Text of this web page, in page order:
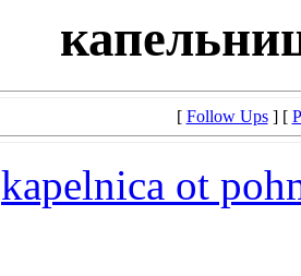
[ Follow Ups] [
kapelnica ot